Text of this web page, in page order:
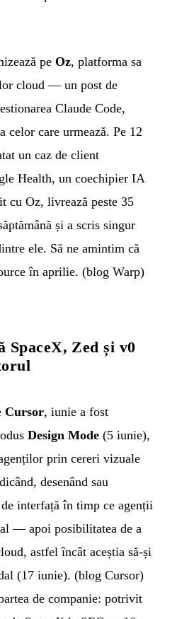
pe Oz, platforma sa
cloud — un post de
Claude Code,
celor care urmează. Pe 12
un caz de client
Health, un coechipier IA
cu Oz, livrează peste 35
și a scris singur
ele. Să ne amintim că
în aprilie. (blog Warp)
SpaceX, Zed și v0
Cursor, iunie a fost
Design Mode (5 iunie),
prin cereri vizuale
desenând sau
interfață în timp ce agenții
— apoi posibilitatea de a
astfel încât aceștia să-și
(17 iunie). (blog Cursor)
de companie: potrivit